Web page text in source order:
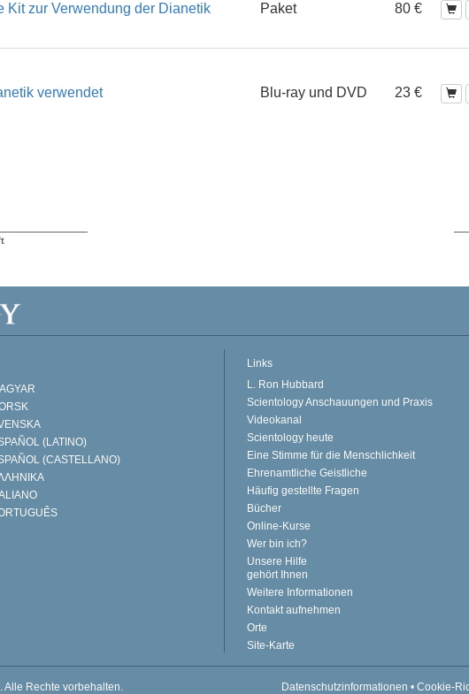
Kit zur Verwendung der Dianetik Paket 80 €
verwendet Blu-ray und DVD 23 €
(LATINO)
(CASTELLANO)
Links
L. Ron Hubbard
Scientology Anschauungen und Praxis
Videokanal
Scientology heute
Eine Stimme für die Menschlichkeit
Ehrenamtliche Geistliche
Häufig gestellte Fragen
Bücher
Online-Kurse
Wer bin ich?
Unsere Hilfe
gehört Ihnen
Weitere Informationen
Kontakt aufnehmen
Orte
Site-Karte
Alle Rechte vorbehalten. Datenschutzinformationen • Cookie-